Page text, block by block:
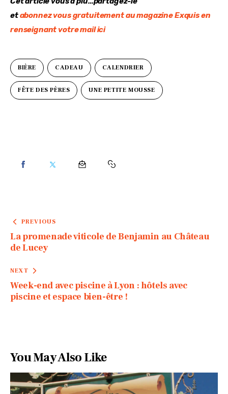
et abonnez vous gratuitement au magazine Exquis en
renseignant votre mail ici
BIÈRE CADEAU CALENDRIER
FÊTE DES PÈRES UNE PETITE MOUSSE
PREVIOUS
La promenade viticole de Benjamin au Château
de Lucey
NEXT
Week-end avec piscine à Lyon : hôtels avec
piscine et espace bien-être !
You May Also Like